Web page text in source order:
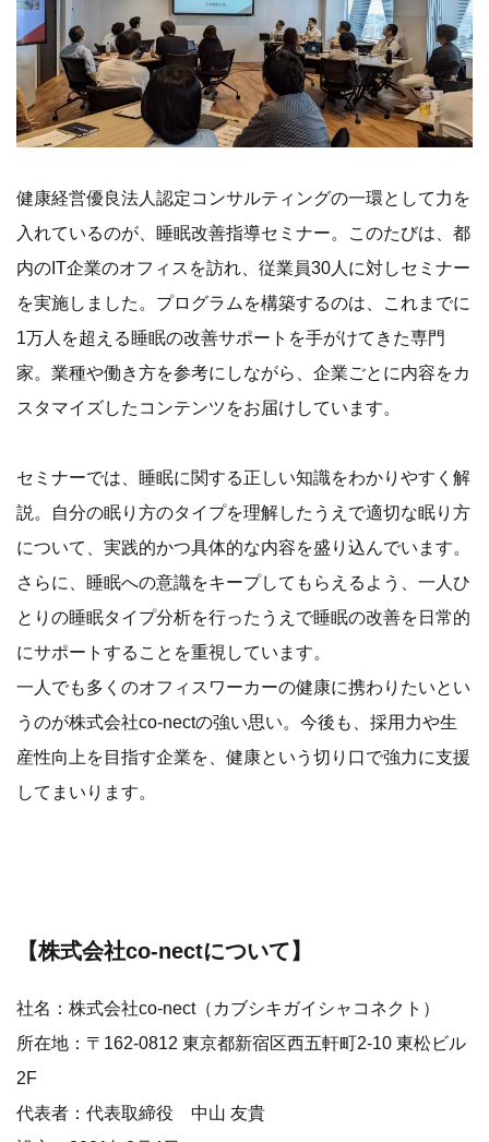
健康経営優良法人認定コンサルティングの一環として力を
入れているのが、睡眠改善指導セミナー。このたびは、都
内のIT企業のオフィスを訪れ、従業員30人に対しセミナー
を実施しました。プログラムを構築するのは、これまでに
1万人を超える睡眠の改善サポートを手がけてきた専門
家。業種や働き方を参考にしながら、企業ごとに内容をカ
スタマイズしたコンテンツをお届けしています。
セミナーでは、睡眠に関する正しい知識をわかりやすく解
説。自分の眠り方のタイプを理解したうえで適切な眠り方
について、実践的かつ具体的な内容を盛り込んでいます。
さらに、睡眠への意識をキープしてもらえるよう、一人ひ
とりの睡眠タイプ分析を行ったうえで睡眠の改善を日常的
にサポートすることを重視しています。
一人でも多くのオフィスワーカーの健康に携わりたいとい
うのが株式会社co-nectの強い思い。今後も、採用力や生
産性向上を目指す企業を、健康という切り口で強力に支援
してまいります。
【株式会社co-nectについて】
社名：株式会社co-nect（カブシキガイシャコネクト）
所在地：〒162-0812 東京都新宿区西五軒町2-10 東松ビル
2F
代表者：代表取締役 中山 友貴